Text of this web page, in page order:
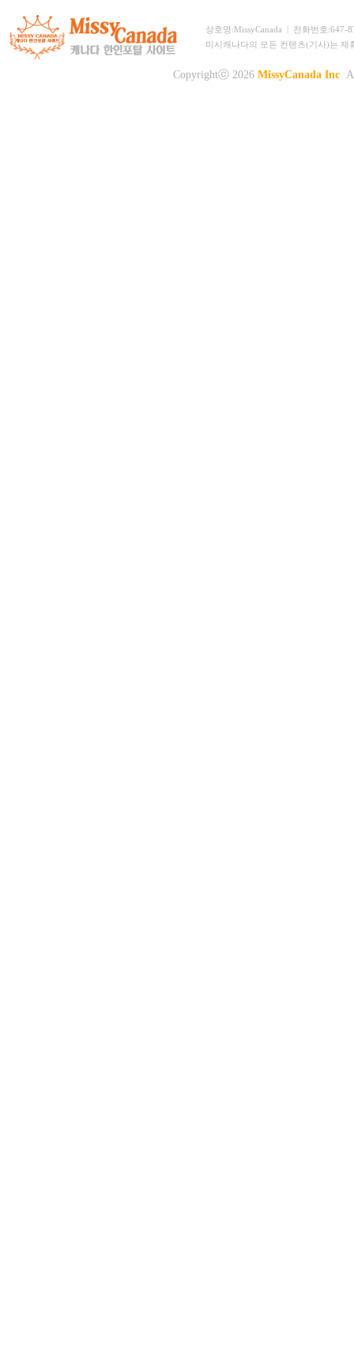
상호명:MissyCanada | 전화번호:647-
미시캐나다의 모든 컨텐츠(기사)는
Copyrightⓒ 2026 MissyCanada Inc